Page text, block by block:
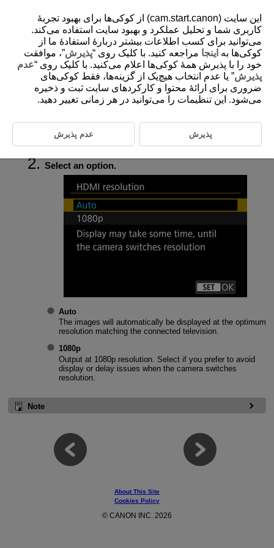
D375-204
HDMI Resolution
Set the image output resolution used when the camera is connected to a
Select [ :HDMI resolution] (
).
Select an option.
Auto
The images will automatically be displayed at the optimum
resolution matching the connected television.
1080p
Output at 1080p resolution. Select if you prefer to avoid
display or delay issues when the camera switches
resolution.
Note
About This Site
Cookies Policy
© CANON INC. 2026
این سایت (cam.start.canon) از کوکی‌ها برای بهبود تجربۀ
کاربری شما و تحلیل عملکرد و بهبود سایت استفاده می‌کند.
می‌توانید برای کسب اطلاعات بیشتر دربارۀ استفادۀ ما از
کوکی‌ها به اینجا مراجعه کنید. با کلیک روی “پذیرش”، موافقت
خود را با پذیرش همۀ کوکی‌ها اعلام می‌کنید. با کلیک روی “عدم
پذیرش” یا عدم انتخاب هیچ‌یک از گزینه‌ها، فقط کوکی‌های
ضروری برای ارائۀ محتوا و کارکردهای سایت ثبت و ذخیره
می‌شود. این تنظیمات را می‌توانید در هر زمانی تغییر دهید.
پذیرش عدم پذیرش